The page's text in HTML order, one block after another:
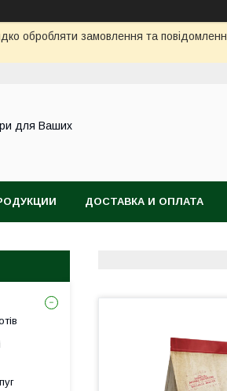
обробляти замовлення та
для Ваших
ДОСТАВКА И ОПЛАТА